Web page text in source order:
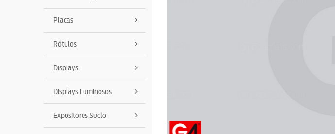
Placas
Rótulos
Displays
Displays Luminosos
Expositores Suelo